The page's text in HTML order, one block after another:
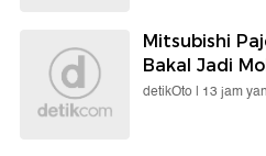
Mitsubishi
Bakal Jadi
detikOto | 13 jam